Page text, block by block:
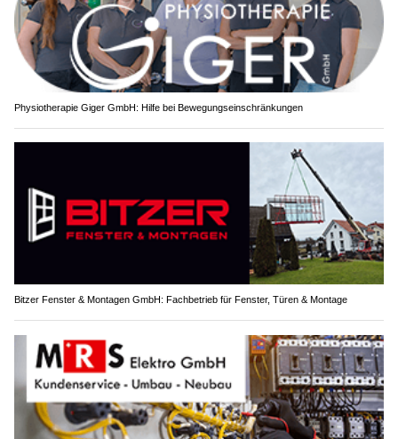
Physiotherapie Giger GmbH: Hilfe bei Bewegungseinschränkungen
Bitzer Fenster & Montagen GmbH: Fachbetrieb für Fenster, Türen & Montage